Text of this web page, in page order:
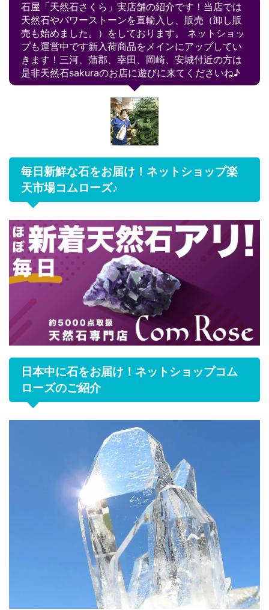
石屋「天然石さくら」実店舗の紹介です！当店では
天然石やパワーストーンを直輸入し、販売（卸し販
売も始めました。）をしております。 ネットショッ
プも運営中です新入荷商品をメインにアップしてい
きます！三河、蒲郡、幸田、岡崎、安城付近の方は
是非天然石sakuraのお店に遊びに来てくださいね♪
毎日新鮮な石をお届け！ネットショップ楽
天市場コムローズ♪
日本中に石をお届け！ネットショップコム
ローズのご紹介